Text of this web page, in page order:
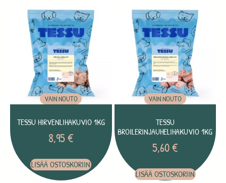
VAIN NOUTO
TESSU HIRVENLIHAKUVIO 1KG
8,95€
LISÄÄ OSTOSKORIIN
VAIN NOUTO
TESSU
BROILERINJAUHELIHAKUVIO 1KG
5,60€
LISÄÄ OSTOSKORIIN